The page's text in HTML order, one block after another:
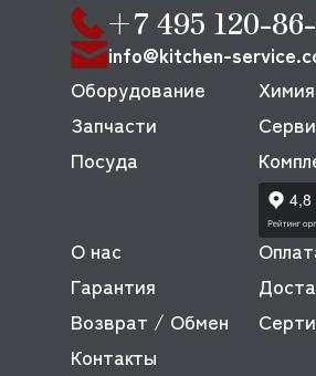
+7 495 120-
info@kitchen-
Оборудование
Запчасти
Посуда
Химия
О нас
Гарантия
Возврат / Обмен
Контакты